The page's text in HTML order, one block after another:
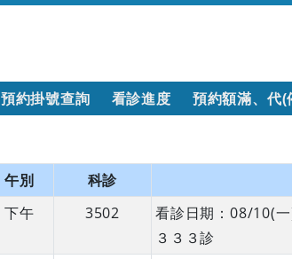
預約掛號查詢 看診進度 預約額滿、代(
午別 科診
下午 3502
看診日期：08/10(
３３３診